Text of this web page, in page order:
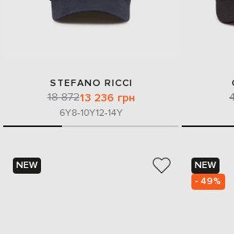
STEFANO RICCI
18 87213 236 грн
6Y8-10Y12-14Y
NEW
NEW
- 49%